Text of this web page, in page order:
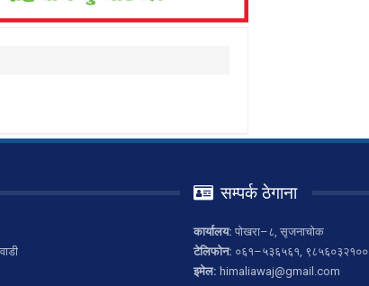
सम्पर्क ठेगाना
कार्यालय: पोखरा–८, सृजनाचोक
टेलिफोन: ०६१–५३६५६१, ९८५६०३२१००
इमेल: himaliawaj@gmail.com